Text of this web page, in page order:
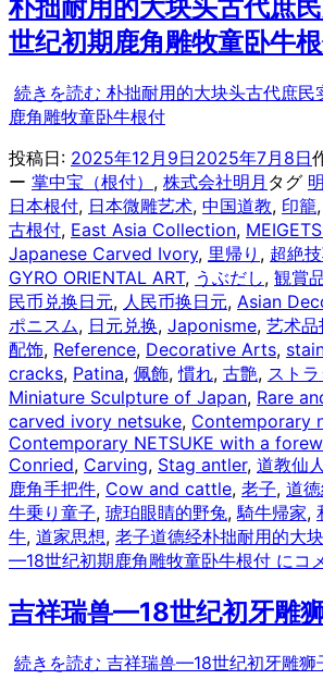
朴拙耐用的大块头古代庶
世纪初期鹿角雕牧童卧牛
続きを読む 朴拙耐用的大块头古代庶
鹿角雕牧童卧牛根付
投稿日: 2025年12月9日2025年7月8日
ー 掌中宝（根付） , 株式会社明月 タグ
日本根付, 日本微雕艺术, 中国道教, 印籠,
古根付, East Asia Collection,
Japanese Carved Ivory, 里帰り , 超絶
GYRO ORIENTAL ART, うぶだし, 観賞
民币兑换日元, 人民币换日元, Asian
ポニスム, 日元兑换, Japonisme, 艺术品
配饰, Reference, Decorative Arts,
cracks, Patina, 佩飾,慣れ, 古艶, スト
Miniature Sculpture of Japan, Rare
carved ivory netsuke, Contemporary
Contemporary NETSUKE with a
Conried, Carving, Stag antler, 道教仙人
鹿角手把件, Cow and cattle, 老子, 道
牛乗り童子, 琥珀眼睛的野兔,騎牛帰家,
牛, 道家思想, 老子道德经朴拙耐用的大
—18世纪初期鹿角雕牧童卧牛根付 にコ
吉祥瑞兽—18世纪初牙雕
続きを読む 吉祥瑞兽—18世纪初牙雕狮